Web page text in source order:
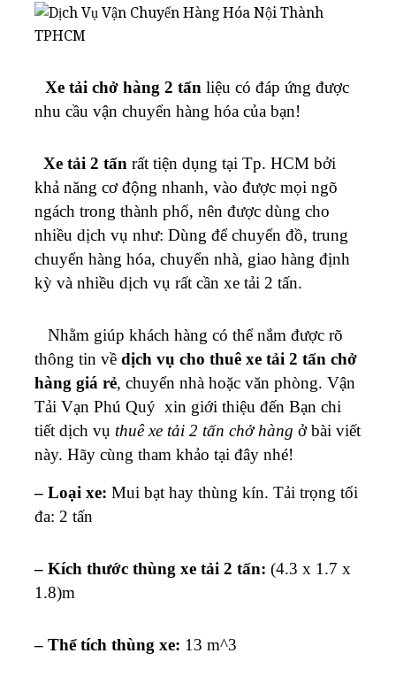
hàng
1t8
Xe tải chở hàng 2 tấn liệu có đáp ứng được
nhu cầu vận chuyển hàng hóa của bạn!
Xe tải 2 tấn rất tiện dụng tại Tp. HCM bởi
khả năng cơ động nhanh, vào được mọi ngõ
ngách trong thành phố, nên được dùng cho
nhiều dịch vụ như: Dùng để chuyển đồ, trung
chuyển hàng hóa, chuyển nhà, giao hàng định
kỳ và nhiều dịch vụ rất cần xe tải 2 tấn.
Nhằm giúp khách hàng có thể nắm được rõ
thông tin về dịch vụ cho thuê xe tải 2 tấn chở
hàng giá rẻ, chuyển nhà hoặc văn phòng. Vận
Tải Vạn Phú Quý xin giới thiệu đến Bạn chi
tiết dịch vụ thuê xe tải 2 tấn chở hàng ở bài viết
này. Hãy cùng tham khảo tại đây nhé!
– Loại xe: Mui bạt hay thùng kín. Tải trọng tối
đa: 2 tấn
– Kích thước thùng xe tải 2 tấn: (4.3 x 1.7 x
1.8)m
– Thể tích thùng xe: 13 m^3